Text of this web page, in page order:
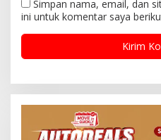
Simpan nama, email, dan
ini untuk komentar saya